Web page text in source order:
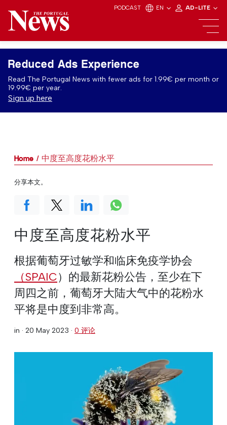
PODCAST EN AD-LITE
Reduced Ads Experience
Read The Portugal News with fewer ads for 1.99€ per month or
19.99€ per year.
Sign up here
Home 中度至高度花粉水平
中度至高度花粉水平
根据葡萄牙过敏学和临床免疫学协会
（SPAIC）的最新花粉公告，至少在下
周四之前，葡萄牙大陆大气中的花粉水
平将是中度到非常高。
in · 20 May 2023 · 0 评论
分享本文。